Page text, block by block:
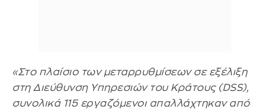
«Στο πλαίσιο των μεταρρυθμίσεων σε εξέλιξη
στη Διεύθυνση Υπηρεσιών του Κράτους (DSS),
συνολικά 115 εργαζόμενοι απαλλάχτηκαν από